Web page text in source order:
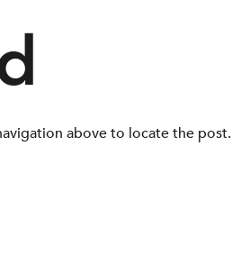
above to locate the post.